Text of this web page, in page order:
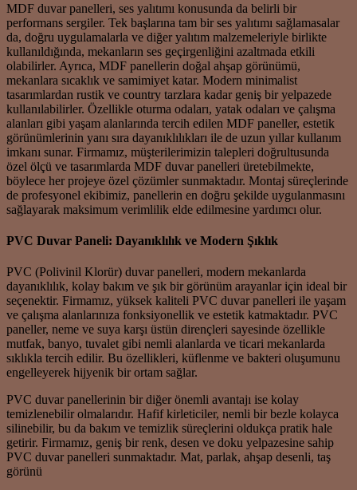
MDF duvar panelleri, ses yalıtımı konusunda da belirli bir
performans sergiler. Tek başlarına tam bir ses yalıtımı sağlamasalar
da, doğru uygulamalarla ve diğer yalıtım malzemeleriyle birlikte
kullanıldığında, mekanların ses geçirgenliğini azaltmada etkili
olabilirler. Ayrıca, MDF panellerin doğal ahşap görünümü,
mekanlara sıcaklık ve samimiyet katar. Modern minimalist
tasarımlardan rustik ve country tarzlara kadar geniş bir yelpazede
kullanılabilirler. Özellikle oturma odaları, yatak odaları ve çalışma
alanları gibi yaşam alanlarında tercih edilen MDF paneller, estetik
görünümlerinin yanı sıra dayanıklılıkları ile de uzun yıllar kullanım
imkanı sunar. Firmamız, müşterilerimizin talepleri doğrultusunda
özel ölçü ve tasarımlarda MDF duvar panelleri üretebilmekte,
böylece her projeye özel çözümler sunmaktadır. Montaj süreçlerinde
de profesyonel ekibimiz, panellerin en doğru şekilde uygulanmasını
sağlayarak maksimum verimlilik elde edilmesine yardımcı olur.
PVC Duvar Paneli: Dayanıklılık ve Modern Şıklık
PVC (Polivinil Klorür) duvar panelleri, modern mekanlarda
dayanıklılık, kolay bakım ve şık bir görünüm arayanlar için ideal bir
seçenektir. Firmamız, yüksek kaliteli PVC duvar panelleri ile yaşam
ve çalışma alanlarınıza fonksiyonellik ve estetik katmaktadır. PVC
paneller, neme ve suya karşı üstün dirençleri sayesinde özellikle
mutfak, banyo, tuvalet gibi nemli alanlarda ve ticari mekanlarda
sıklıkla tercih edilir. Bu özellikleri, küflenme ve bakteri oluşumunu
engelleyerek hijyenik bir ortam sağlar.
PVC duvar panellerinin bir diğer önemli avantajı ise kolay
temizlenebilir olmalarıdır. Hafif kirleticiler, nemli bir bezle kolayca
silinebilir, bu da bakım ve temizlik süreçlerini oldukça pratik hale
getirir. Firmamız, geniş bir renk, desen ve doku yelpazesine sahip
PVC duvar panelleri sunmaktadır. Mat, parlak, ahşap desenli, taş
görünü